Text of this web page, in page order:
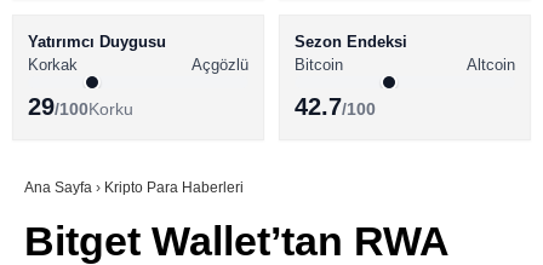
Youtube
BİTCOİN HABERLERİ
ALTCOİN HABERLERİ
SÖZLÜK
Yatırımcı Duygusu
Korkak
Açgözlü
29/100Korku
Sezon Endeksi
Bitcoin
Altcoin
42.7/100
Ana Sayfa › Kripto Para Haberleri
Bitget Wallet’tan RWA